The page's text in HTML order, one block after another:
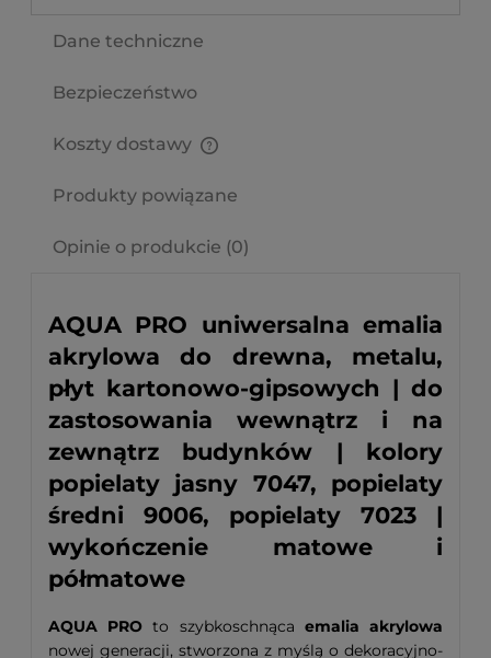
Dane techniczne
Bezpieczeństwo
Koszty dostawy
Produkty powiązane
Opinie o produkcie (0)
AQUA PRO uniwersalna emalia
akrylowa do drewna, metalu,
płyt kartonowo-gipsowych | do
zastosowania wewnątrz i na
zewnątrz budynków | kolory
popielaty jasny 7047, popielaty
średni 9006, popielaty 7023 |
wykończenie matowe i
półmatowe
AQUA PRO to szybkoschnąca emalia akrylowa
nowej generacji, stworzona z myślą o dekoracyjno-